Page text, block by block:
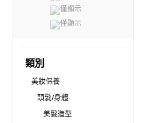
僅顯示
僅顯示
類別
美妝保養
頭髮/身體
美髮造型